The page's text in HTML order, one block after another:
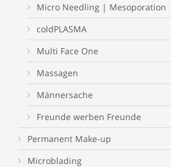
Micro Needling | Mesoporation
coldPLASMA
Multi Face One
Massagen
Männersache
Freunde werben Freunde
Permanent Make-up
Microblading